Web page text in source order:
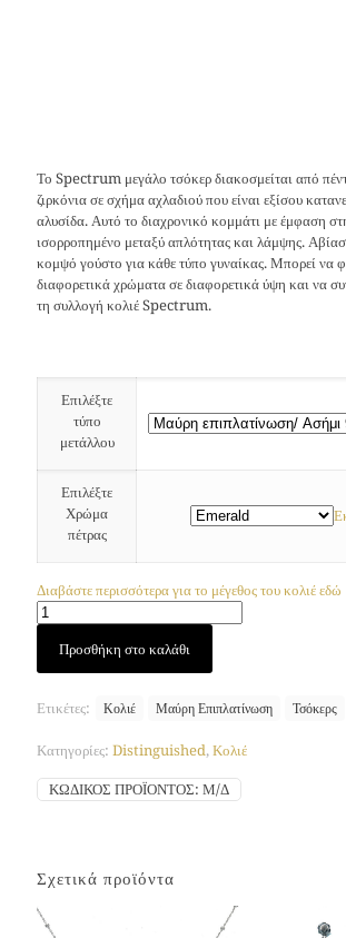
Το Spectrum μεγάλο τσόκερ διακοσμείται από
ζιρκόνια σε σχήμα αχλαδιού που είναι εξίσου
αλυσίδα. Αυτό το διαχρονικό κομμάτι με έμφαση
ισορροπημένο μεταξύ απλότητας και λάμψης.
κομψό γούστο για κάθε τύπο γυναίκας. Μπορεί να
διαφορετικά χρώματα σε διαφορετικά ύψη και να
τη συλλογή κολιέ Spectrum.
Επιλέξτε
τύπο
μετάλλου
Επιλέξτε
Χρώμα
πέτρας
Διαβάστε περισσότερα για το μέγεθος του κολιέ εδώ
Spectrum
μεγάλο
τσόκερ
Επιπλατίνωση)
Προσθήκη στο καλάθι
Ετικέτες: Κολιέ Μαύρη Επιπλατίνωση Τσόκερς
Κατηγορίες: Distinguished,Κολιέ
ΚΩΔΙΚΌΣ ΠΡΟΪΌΝΤΟΣ: Μ/Δ
Σχετικά προϊόντα